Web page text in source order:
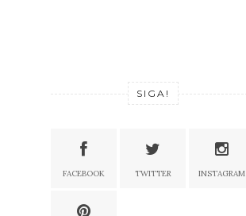
SIGA!
FACEBOOK TWITTER INSTAGRAM